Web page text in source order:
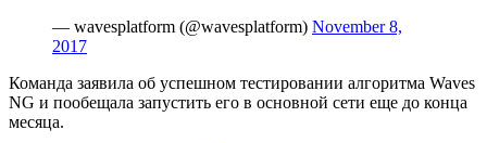
— wavesplatform (@wavesplatform) November 8,
2017
Команда заявила об успешном тестировании алгоритма Waves
NG и пообещала запустить его в основной сети еще до конца
месяца.